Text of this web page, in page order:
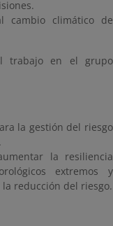
cambio climático de
trabajo en el grupo
la gestión del riesgo
la resiliencia
extremos y
reducción del riesgo.